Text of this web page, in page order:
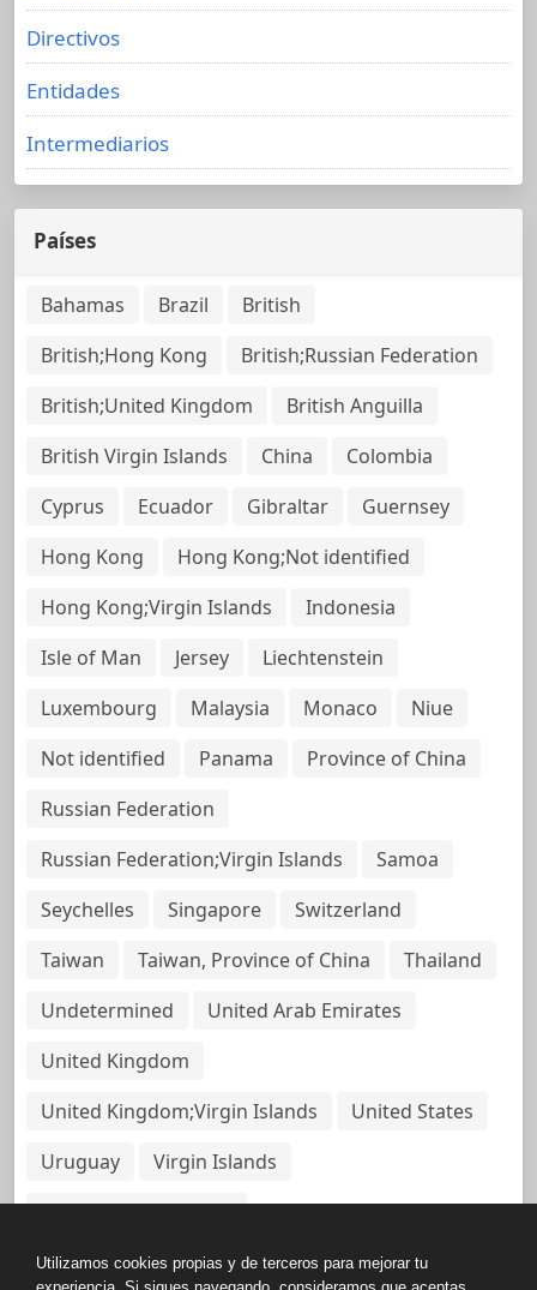
Directivos
Entidades
Intermediarios
Países
Bahamas Brazil
British
British;Hong Kong
British;Russian Federation
British;United Kingdom
British Anguilla
British Virgin Islands
China
Colombia
Cyprus
Ecuador Gibraltar
Guernsey
Hong Kong
Hong Kong;Not identified
Hong Kong;Virgin Islands
Indonesia
Isle of Man
Jersey
Liechtenstein
Luxembourg
Malaysia Monaco
Niue
Not identified
Panama
Province of China
Russian Federation
Russian Federation;Virgin Islands
Samoa
Seychelles
Singapore
Switzerland
Taiwan
Taiwan, Province of China
Thailand
Undetermined
United Arab Emirates
United Kingdom
United Kingdom;Virgin Islands
United States
Uruguay
Virgin Islands
Virgin Islands, British
Utilizamos cookies propias y de terceros para mejorar tu